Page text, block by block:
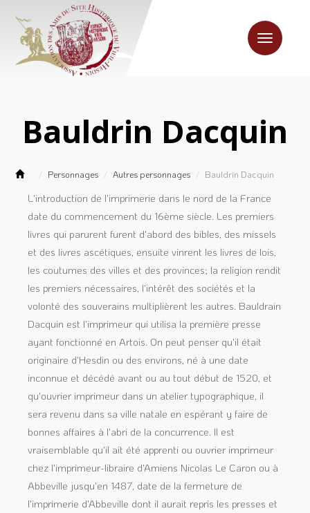
Toggle
navigation
Bauldrin Dacquin
Personnages Autres personnages Bauldrin Dacquin
L'introduction de l'imprimerie dans le nord de la France
date du commencement du 16ème siècle. Les premiers
livres qui parurent furent d'abord des bibles, des missels
et des livres ascétiques, ensuite vinrent les livres de lois,
les coutumes des villes et des provinces; la religion rendit
les premiers nécessaires, l'intérêt des sociétés et la
volonté des souverains multiplièrent les autres. Bauldrain
Dacquin est l'imprimeur qui utilisa la première presse
ayant fonctionné en Artois. On peut penser qu'il était
originaire d'Hesdin ou des environs, né à une date
inconnue et décédé avant ou au tout début de 1520, et
qu'ouvrier imprimeur dans un atelier typographique, il
sera revenu dans sa ville natale en espérant y faire de
bonnes affaires à l'abri de la concurrence. Il est
vraisemblable qu'il ait été apprenti ou ouvrier imprimeur
chez l'imprimeur-libraire d'Amiens Nicolas Le Caron ou à
Abbeville jusqu'en 1487, date de la fermeture de
l'imprimerie d'Abbeville dont il aurait repris les presses et